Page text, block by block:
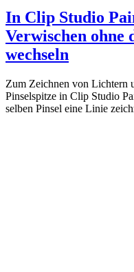
In Clip Studio
Verwischen ohne
wechseln
Zum Zeichnen von Lichtern
Pinselspitze in Clip Studio
selben Pinsel eine Linie